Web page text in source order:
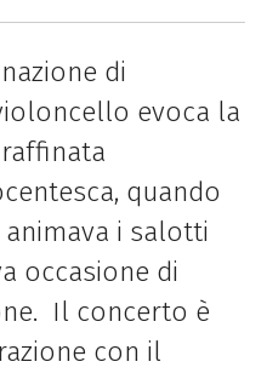
di
evoca la
quando
i salotti
occasione di
Il concerto è
con il